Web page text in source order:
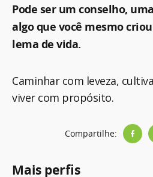
Pode ser um conselho,
algo que você mesmo
lema de vida.
Caminhar com leveza,
viver com propósito.
Compartilhe:
Mais perfis